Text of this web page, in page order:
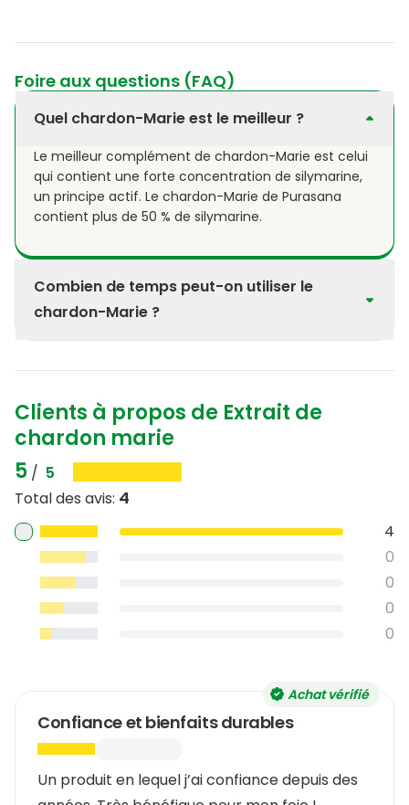
Foire aux questions (FAQ)
Quel chardon-Marie est le meilleur ?
Le meilleur complément de chardon-Marie est celui
qui contient une forte concentration de silymarine,
un principe actif. Le chardon-Marie de Purasana
contient plus de 50 % de silymarine.
Combien de temps peut-on utiliser le
chardon-Marie ?
est sans danger. Une étude de l'Université de Vienne
semaines.
Clients à propos de Extrait de
chardon marie
5 / 5
Total des avis: 4
4
0
0
0
0
Achat vérifié
Confiance et bienfaits durables
Un produit en lequel j’ai confiance depuis des